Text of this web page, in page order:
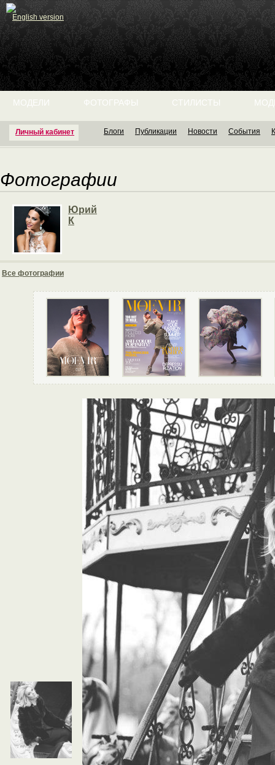
English version
Личный кабинет
МОДЕЛИ ФОТОГРАФЫ СТИЛИСТЫ
Блоги Публикации Новости События
Фотографии
Юрий
К
Все фотографии